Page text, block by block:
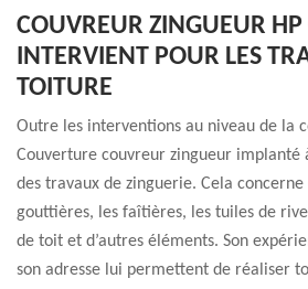
COUVREUR ZINGUEUR
INTERVIENT POUR LES
TOITURE
Outre les interventions au niveau de la
Couverture couvreur zingueur implanté
des travaux de zinguerie. Cela
gouttières, les faîtières, les tuiles de
de toit et d’autres éléments. Son
son adresse lui permettent de réaliser